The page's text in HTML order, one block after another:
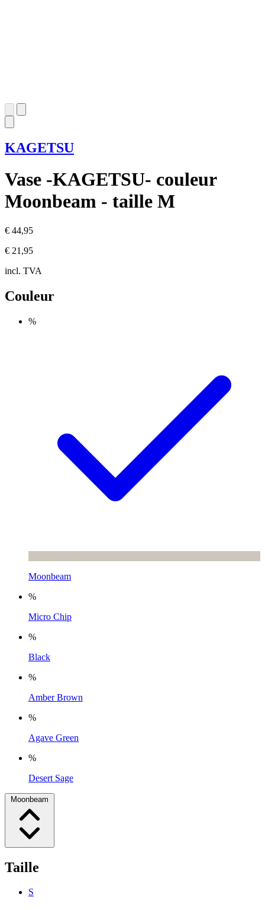
KAGETSU
Vase -KAGETSU- couleur
Moonbeam - taille M
€ 44,95
€ 21,95
incl. TVA
Couleur
%
Moonbeam
%
Micro Chip
%
Black
%
Amber Brown
%
Agave Green
%
Desert Sage
Moonbeam
Taille
S